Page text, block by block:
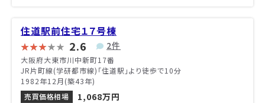
住道駅前住宅１７号棟
2.6 2件
大阪府大東市川中新町17番
JR片町線(学研都市線)「住道駅」より徒歩で10分
1982年12月(築43年)
売買価格相場
1,068万円